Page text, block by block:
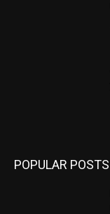
POPULAR POSTS